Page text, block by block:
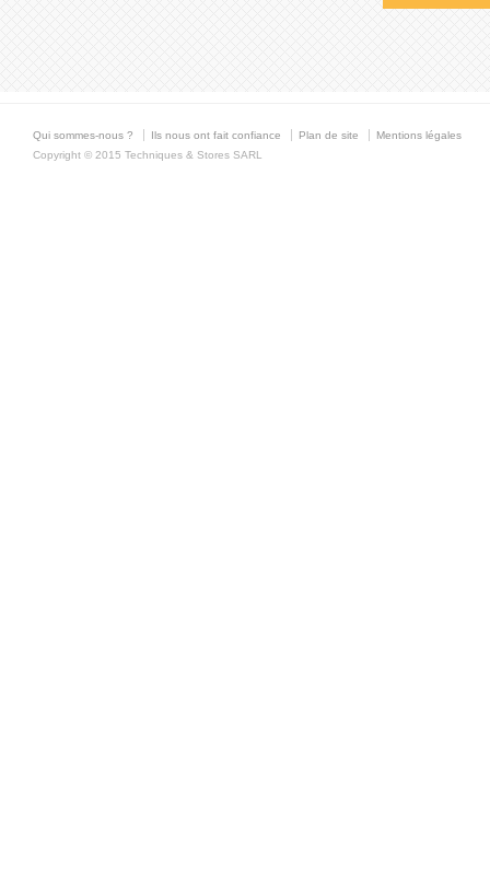
Qui sommes-nous ? Ils nous ont fait confiance Plan de site
Mentions légales
Copyright © 2015 Techniques & Stores SARL